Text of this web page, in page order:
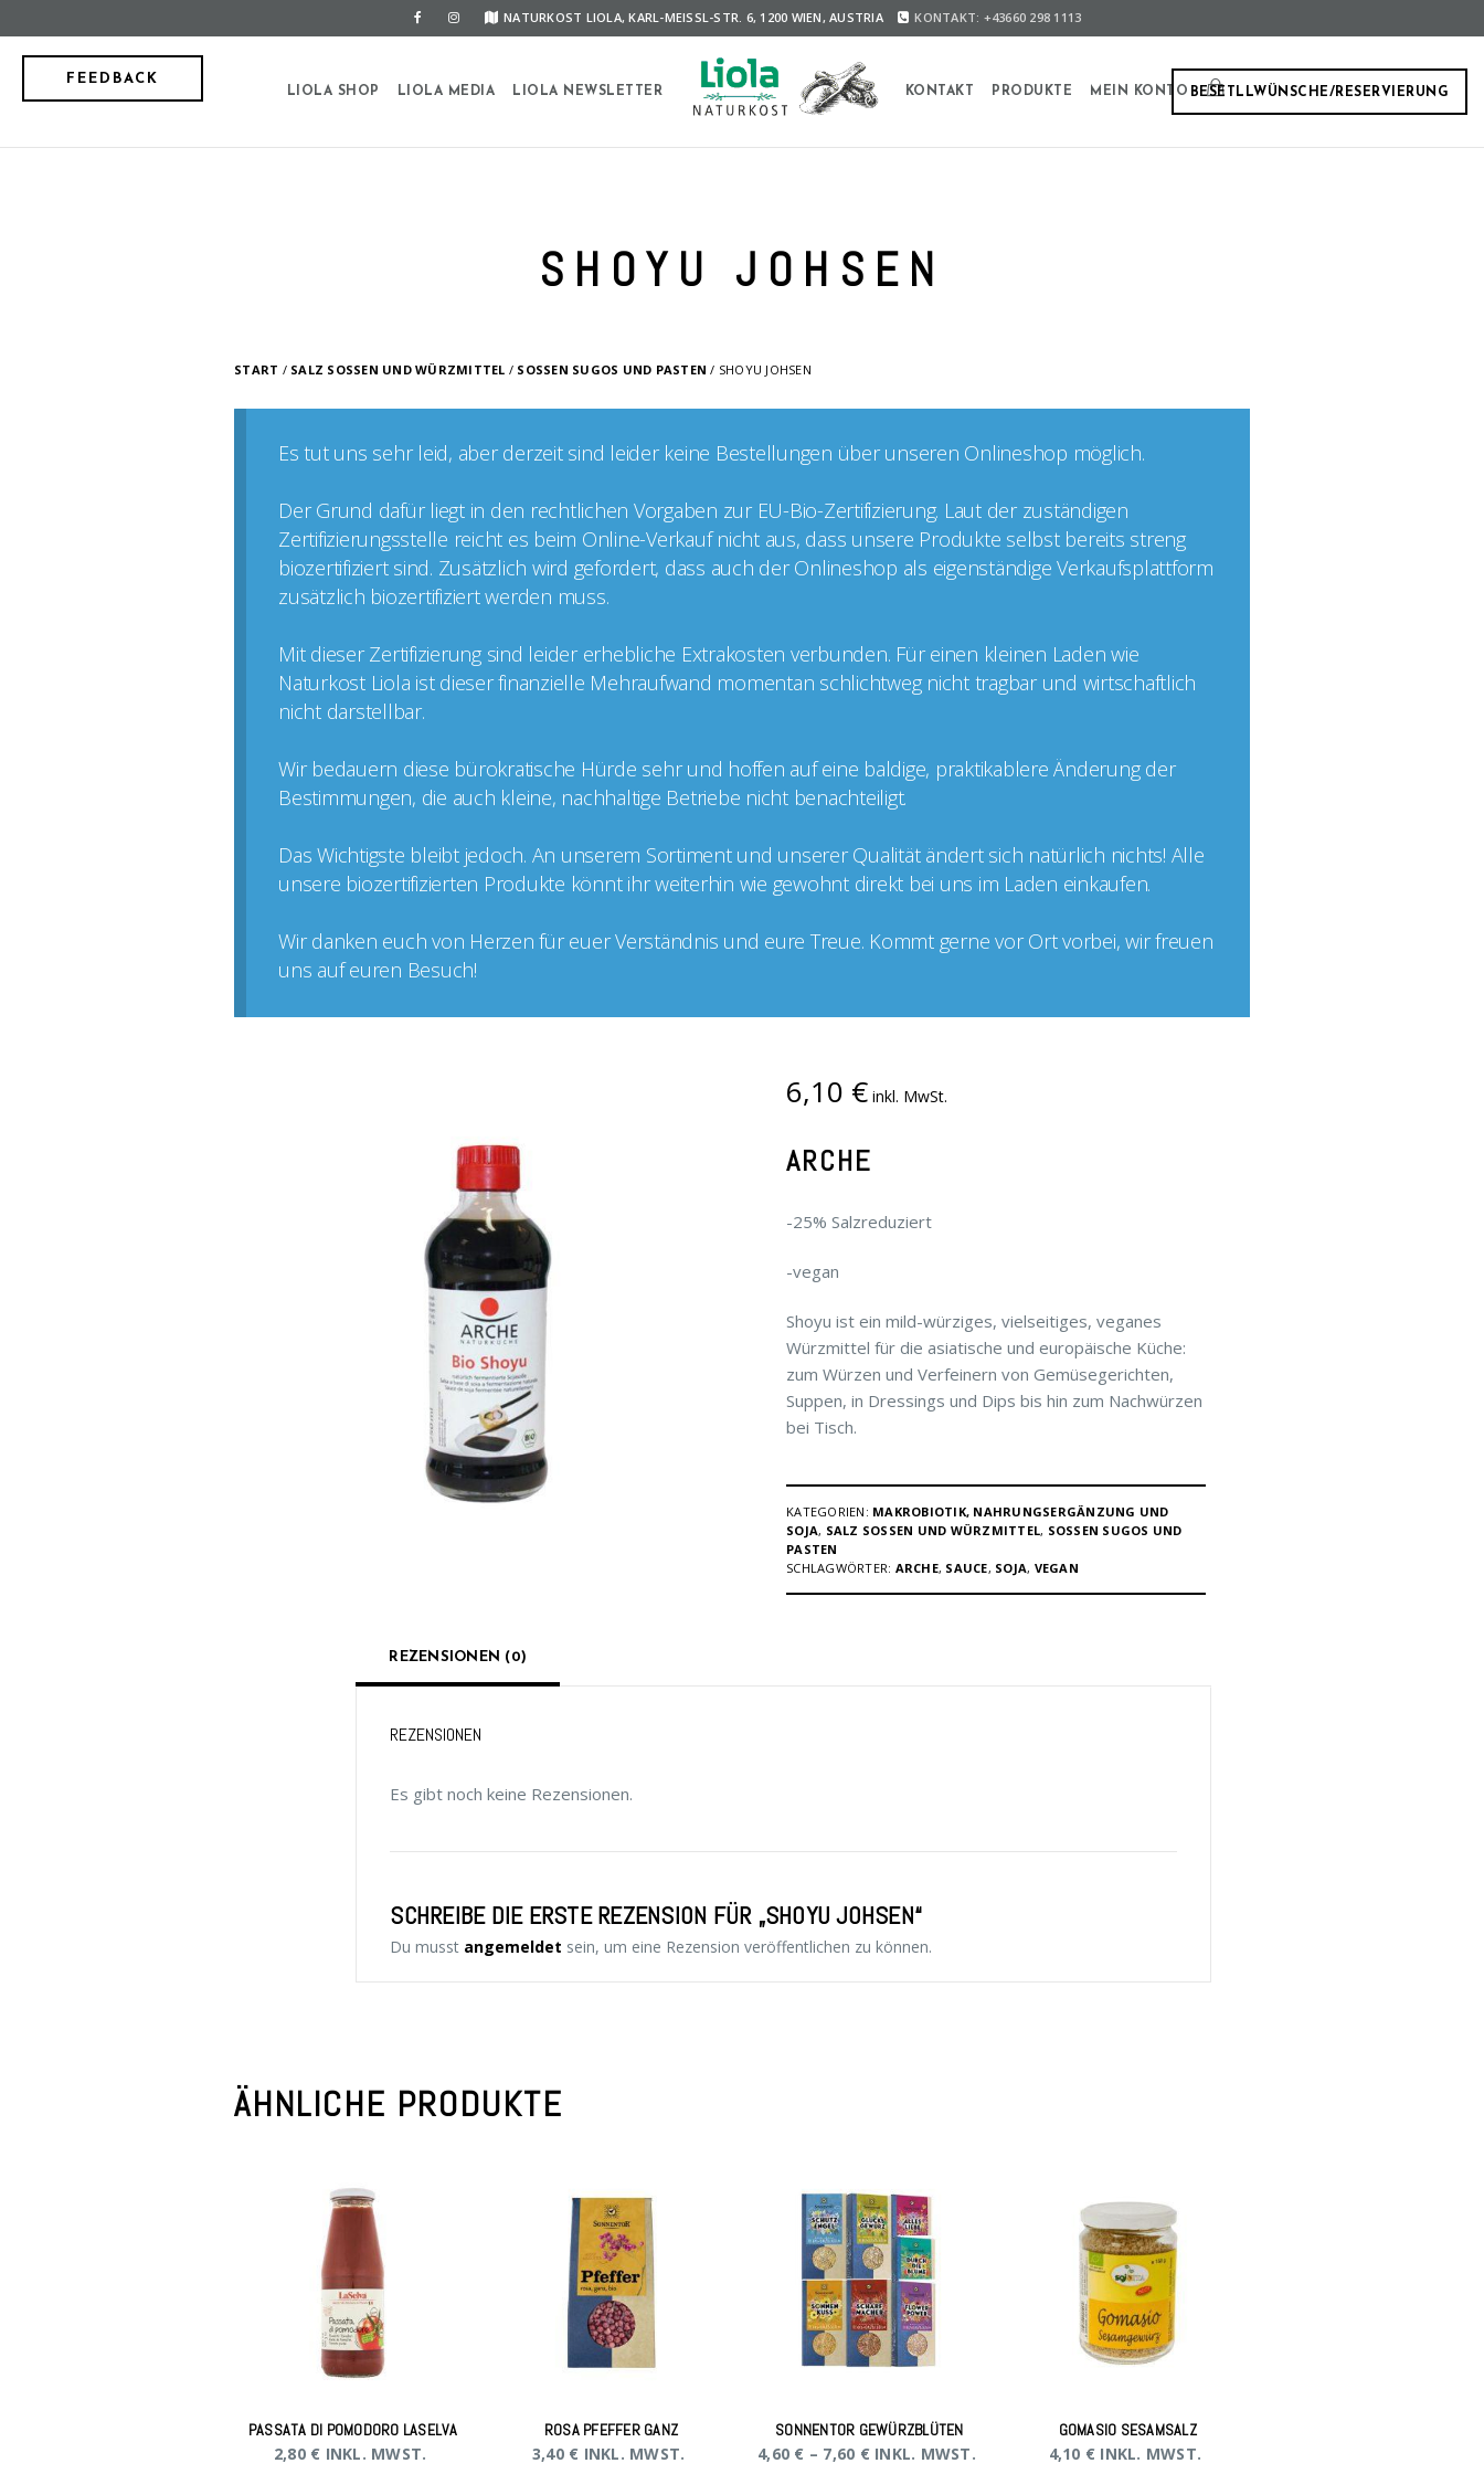
NATURKOST LIOLA, KARL-MEISSL-STR. 6, 1200 WIEN, AUSTRIA KONTAKT: +43660 298 1113
FEEDBACK
BESETLLWÜNSCHE/RESERVIERUNG
LIOLA SHOP LIOLA MEDIA LIOLA NEWSLETTER KONTAKT PRODUKTE MEIN KONTO
SHOYU JOHSEN
START / SALZ SOSSEN UND WÜRZMITTEL / SOSSEN SUGOS UND PASTEN / SHOYU JOHSEN
Es tut uns sehr leid, aber derzeit sind leider keine Bestellungen über unseren Onlineshop möglich.
Der Grund dafür liegt in den rechtlichen Vorgaben zur EU-Bio-Zertifizierung. Laut der zuständigen
Zertifizierungsstelle reicht es beim Online-Verkauf nicht aus, dass unsere Produkte selbst bereits streng
biozertifiziert sind. Zusätzlich wird gefordert, dass auch der Onlineshop als eigenständige Verkaufsplattform
zusätzlich biozertifiziert werden muss.
Mit dieser Zertifizierung sind leider erhebliche Extrakosten verbunden. Für einen kleinen Laden wie
Naturkost Liola ist dieser finanzielle Mehraufwand momentan schlichtweg nicht tragbar und wirtschaftlich
nicht darstellbar.
Wir bedauern diese bürokratische Hürde sehr und hoffen auf eine baldige, praktikablere Änderung der
Bestimmungen, die auch kleine, nachhaltige Betriebe nicht benachteiligt.
Das Wichtigste bleibt jedoch. An unserem Sortiment und unserer Qualität ändert sich natürlich nichts! Alle
unsere biozertifizierten Produkte könnt ihr weiterhin wie gewohnt direkt bei uns im Laden einkaufen.
Wir danken euch von Herzen für euer Verständnis und eure Treue. Kommt gerne vor Ort vorbei, wir freuen
uns auf euren Besuch!
6,10 € inkl. MwSt.
ARCHE
-25% Salzreduziert
-vegan
Shoyu ist ein mild-würziges, vielseitiges, veganes
Würzmittel für die asiatische und europäische Küche:
zum Würzen und Verfeinern von Gemüsegerichten,
Suppen, in Dressings und Dips bis hin zum Nachwürzen
bei Tisch.
KATEGORIEN: MAKROBIOTIK, NAHRUNGSERGÄNZUNG UND
SOJA, SALZ SOSSEN UND WÜRZMITTEL , SOSSEN SUGOS UND P
ASTEN
SCHLAGWÖRTER: ARCHE, SAUCE, SOJA, VEGAN
REZENSIONEN (0)
REZENSIONEN
Es gibt noch keine Rezensionen.
SCHREIBE DIE ERSTE REZENSION FÜR „SHOYU JOHSEN“
Du musst angemeldet sein, um eine Rezension veröffentlichen zu können.
ÄHNLICHE PRODUKTE
PASSATA DI POMODORO LASELVA
2,80 € INKL. MWST.
ROSA PFEFFER GANZ
3,40 € INKL. MWST.
SONNENTOR GEWÜRZBLÜTEN
4,60 € – 7,60 € INKL. MWST.
GOMASIO SESAMSALZ
4,10 € INKL. MWST.